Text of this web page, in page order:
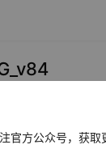
官方公众号，获取